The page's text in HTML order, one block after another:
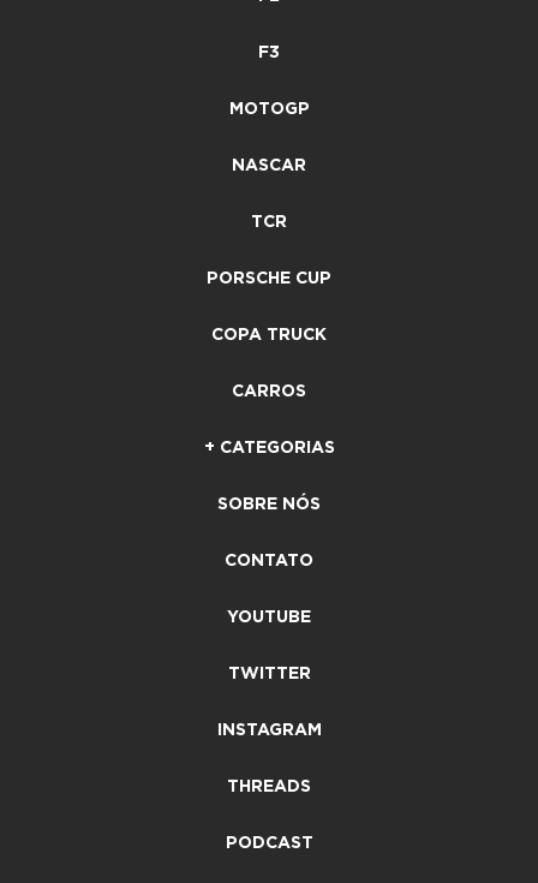
F3
MOTOGP
NASCAR
TCR
PORSCHE CUP
COPA TRUCK
CARROS
+ CATEGORIAS
SOBRE NÓS
CONTATO
YOUTUBE
TWITTER
INSTAGRAM
THREADS
PODCAST